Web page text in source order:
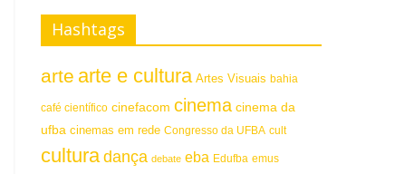
Hashtags
arte arte e cultura Artes Visuais bahia
café científico cinefacom cinema cinema da
ufba cinemas em rede Congresso da UFBA cult
cultura dança debate eba Edufba emus